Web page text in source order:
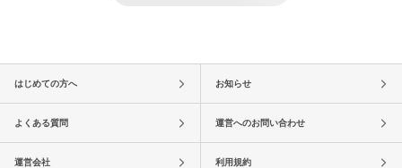
はじめての方へ お知らせ
よくある質問 運営へのお問い合わせ
運営会社 利用規約